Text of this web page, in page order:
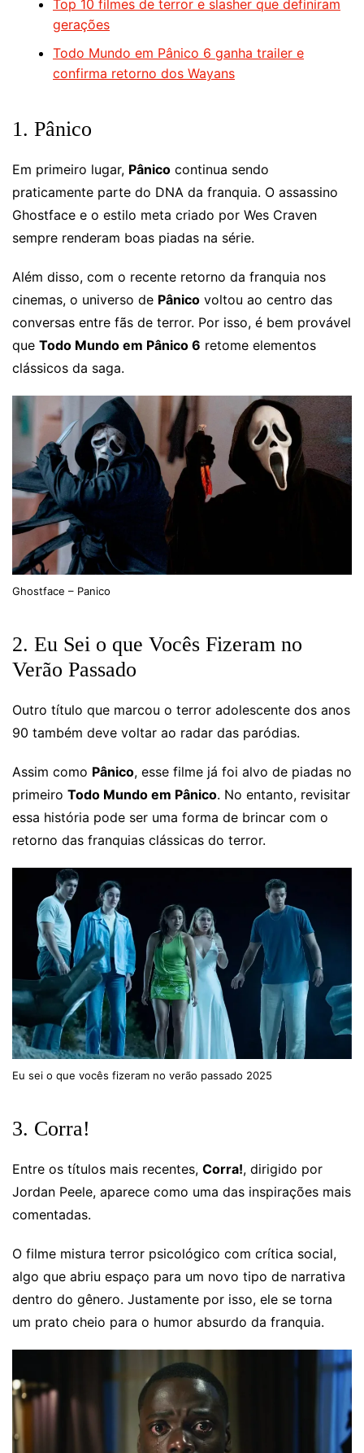
Top 10 filmes de terror e slasher que definiram
gerações
Todo Mundo em Pânico 6 ganha trailer e
confirma retorno dos Wayans
1. Pânico
Em primeiro lugar, Pânico continua sendo
praticamente parte do DNA da franquia. O assassino
Ghostface e o estilo meta criado por Wes Craven
sempre renderam boas piadas na série.
Além disso, com o recente retorno da franquia nos
cinemas, o universo de Pânico voltou ao centro das
conversas entre fãs de terror. Por isso, é bem provável
que Todo Mundo em Pânico 6 retome elementos
clássicos da saga.
Ghostface – Panico
2. Eu Sei o que Vocês Fizeram no
Verão Passado
Outro título que marcou o terror adolescente dos anos
90 também deve voltar ao radar das paródias.
Assim como Pânico, esse filme já foi alvo de piadas no
primeiro Todo Mundo em Pânico. No entanto, revisitar
essa história pode ser uma forma de brincar com o
retorno das franquias clássicas do terror.
Eu sei o que vocês fizeram no verão passado 2025
3. Corra!
Entre os títulos mais recentes, Corra!, dirigido por
Jordan Peele, aparece como uma das inspirações mais
comentadas.
O filme mistura terror psicológico com crítica social,
algo que abriu espaço para um novo tipo de narrativa
dentro do gênero. Justamente por isso, ele se torna
um prato cheio para o humor absurdo da franquia.